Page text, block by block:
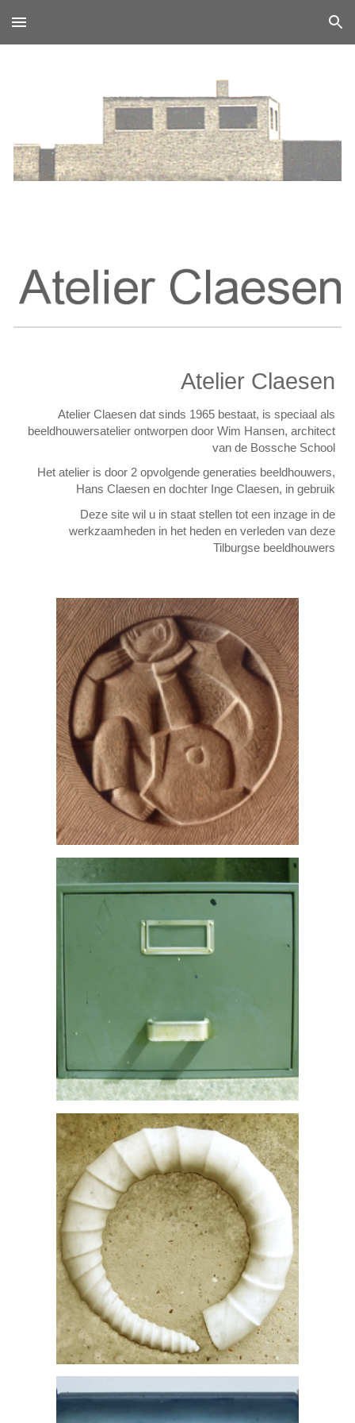
Skip to main content Skip to navigation
Atelier Claesen
Atelier Claesen dat sinds 1965 bestaat, is speciaal als
beeldhouwersatelier ontworpen door Wim Hansen, architect
van de Bossche School
Het atelier is door 2 opvolgende generaties beeldhouwers,
Hans Claesen en dochter Inge Claesen, in gebruik
Deze site wil u in staat stellen tot een inzage in de
werkzaamheden in het heden en verleden van deze
Tilburgse beeldhouwers